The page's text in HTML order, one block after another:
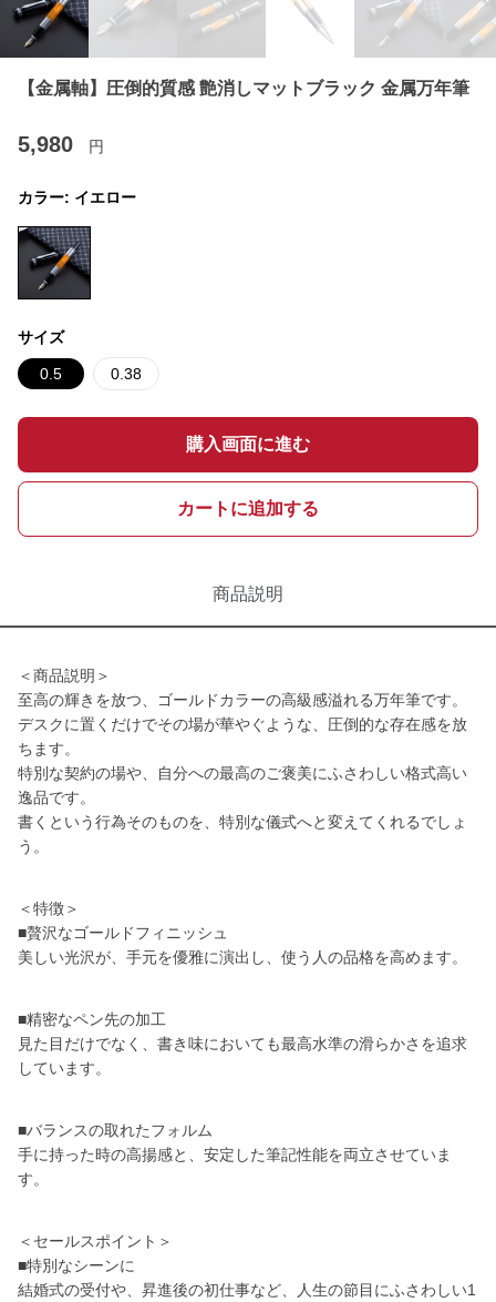
【金属軸】圧倒的質感 艶消しマットブラック 金属万年筆
5,980 円
カラー: イエロー
サイズ
0.5 0.38
購入画面に進む
カートに追加する
商品説明
＜商品説明＞
至高の輝きを放つ、ゴールドカラーの高級感溢れる万年筆です。
デスクに置くだけでその場が華やぐような、圧倒的な存在感を放
ちます。
特別な契約の場や、自分への最高のご褒美にふさわしい格式高い
逸品です。
書くという行為そのものを、特別な儀式へと変えてくれるでしょ
う。
＜特徴＞
■贅沢なゴールドフィニッシュ
美しい光沢が、手元を優雅に演出し、使う人の品格を高めます。
■精密なペン先の加工
見た目だけでなく、書き味においても最高水準の滑らかさを追求
しています。
■バランスの取れたフォルム
手に持った時の高揚感と、安定した筆記性能を両立させていま
す。
＜セールスポイント＞
■特別なシーンに
結婚式の受付や、昇進後の初仕事など、人生の節目にふさわしい1